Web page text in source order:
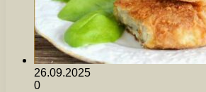
26.09.2025
0